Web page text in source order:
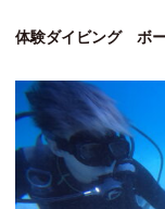
体験ダイビング ボ